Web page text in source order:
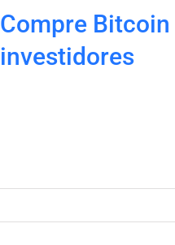
Compre
investidores